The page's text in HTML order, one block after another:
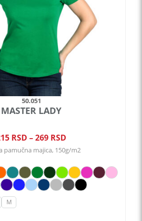
50.051
MASTER LADY
RSD –269 RSD
cena:
215 RSD
do
pamučna majica, 150g/m2
M